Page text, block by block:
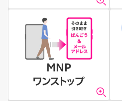
MNP
ワンストップ